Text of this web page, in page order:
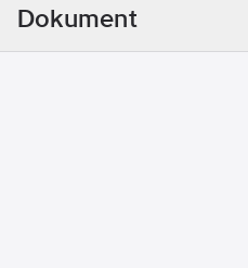
Dokument